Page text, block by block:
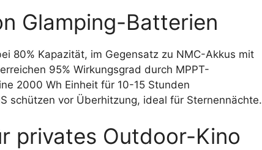
Glamping-Batterien
80% Kapazität, im Gegensatz zu NMC-Akkus mit
95% Wirkungsgrad durch MPPT-
2000 Wh Einheit für 10-15 Stunden
schützen vor Überhitzung, ideal für Sternennächte.
privates Outdoor-Kino